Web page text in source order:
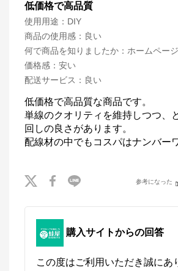
低価格で高品質
使用用途 ： DIY
商品の使用感 ： 良い
何で商品を知りましたか ： ホームページ
価格感 ： 安い
配送サービス ： 良い
低価格で高品質な商品です。
単線のクオリティを維持しつつ、
回しの良さがあります。
配線材の中でもコスパはナンバー
参考になった
購入サイトからの回答
この度はご利用いただき誠にあ